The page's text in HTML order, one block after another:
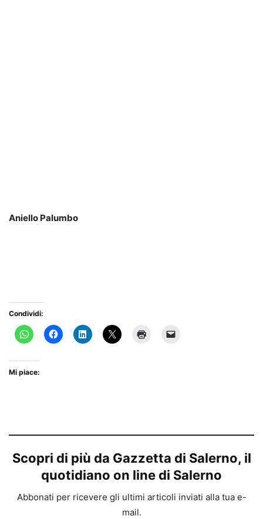
Aniello Palumbo
Condividi:
Mi piace:
Scopri di più da Gazzetta di Salerno, il
quotidiano on line di Salerno
Abbonati per ricevere gli ultimi articoli inviati alla tua e-
mail.